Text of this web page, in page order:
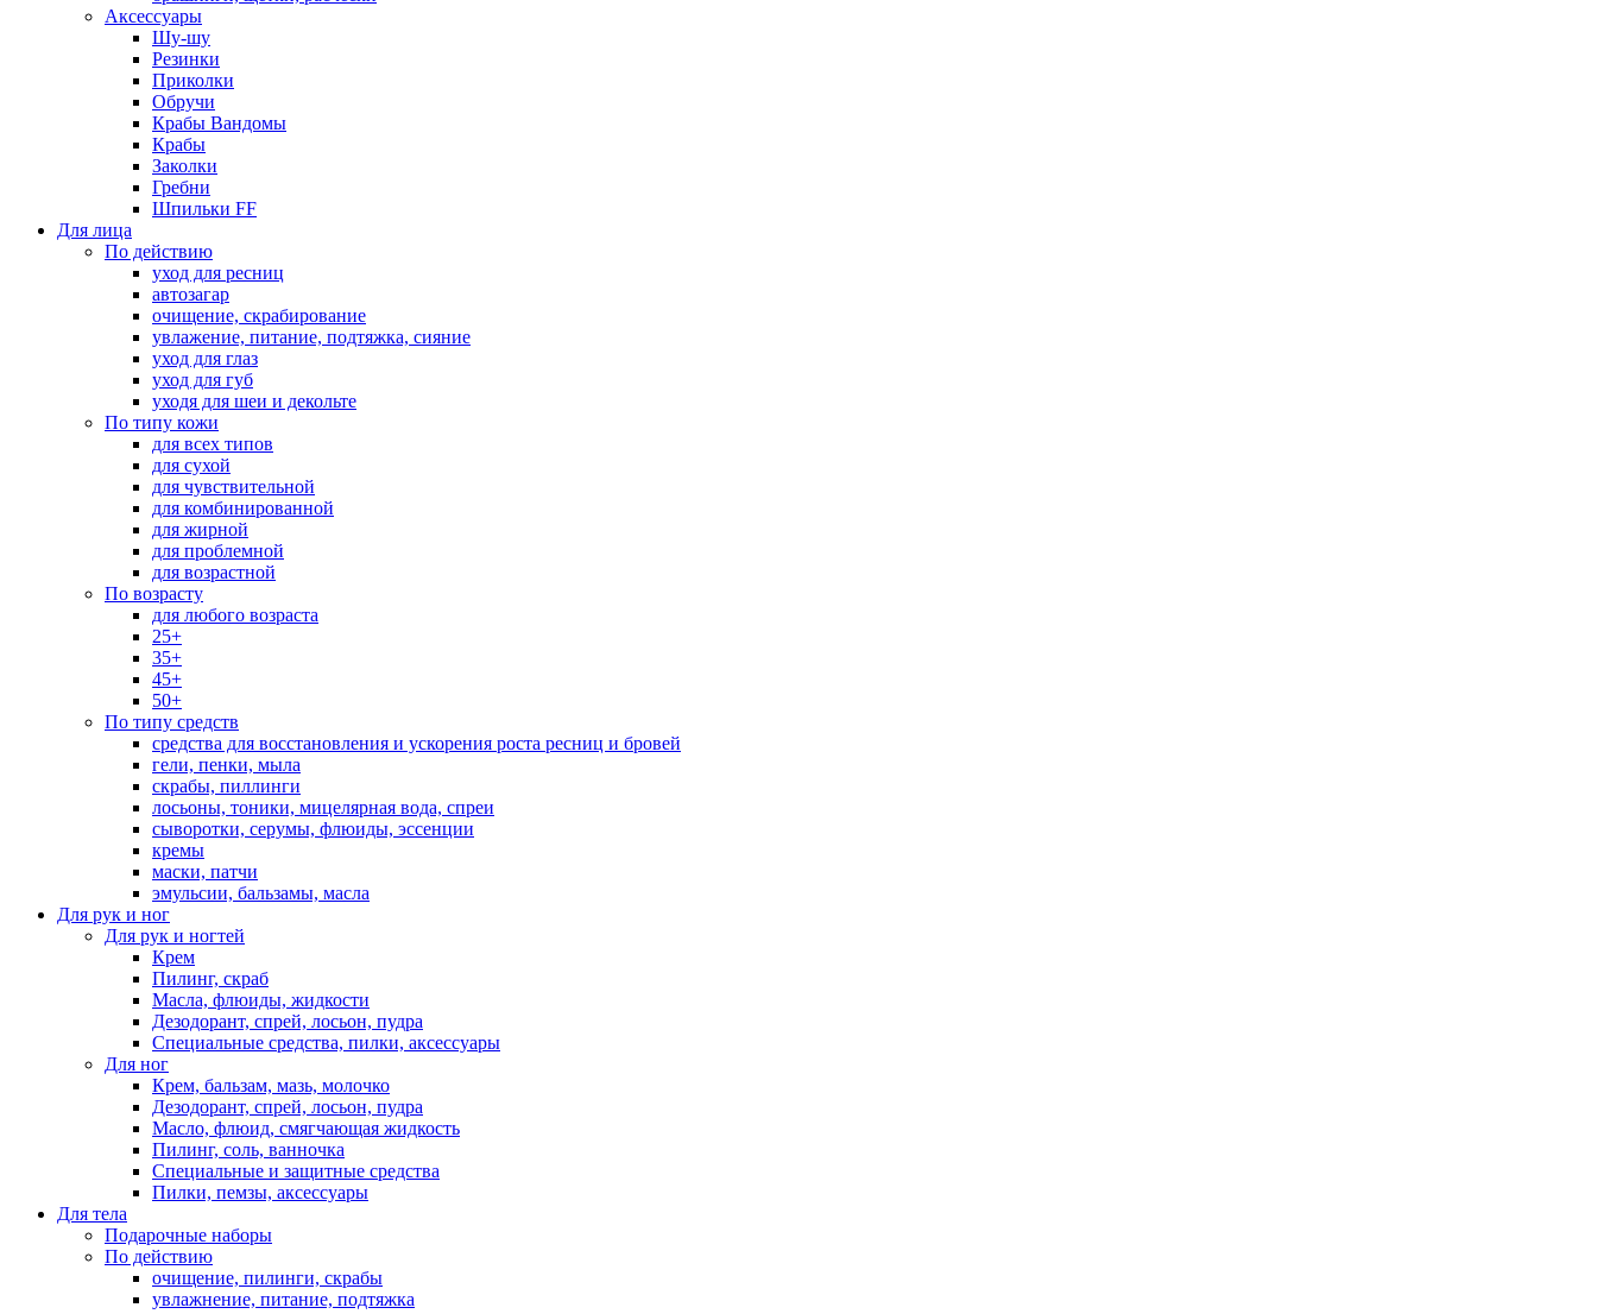
Аксессуары
Шу-шу
Резинки
Приколки
Обручи
Крабы Вандомы
Крабы
Заколки
Гребни
Шпильки FF
Для лица
По действию
уход для ресниц
автозагар
очищение, скрабирование
увлажение, питание, подтяжка, сияние
уход для глаз
уход для губ
уходя для шеи и декольте
По типу кожи
для всех типов
для сухой
для чувствительной
для комбинированной
для жирной
для проблемной
для возрастной
По возрасту
для любого возраста
25+
35+
45+
50+
По типу средств
средства для восстановления и ускорения роста ресниц и бровей
гели, пенки, мыла
скрабы, пиллинги
лосьоны, тоники, мицелярная вода, спреи
сыворотки, серумы, флюиды, эссенции
кремы
маски, патчи
эмульсии, бальзамы, масла
Для рук и ног
Для рук и ногтей
Крем
Пилинг, скраб
Масла, флюиды, жидкости
Дезодорант, спрей, лосьон, пудра
Специальные средства, пилки, аксессуары
Для ног
Крем, бальзам, мазь, молочко
Дезодорант, спрей, лосьон, пудра
Масло, флюид, смягчающая жидкость
Пилинг, соль, ванночка
Специальные и защитные средства
Пилки, пемзы, аксессуары
Для тела
Подарочные наборы
По действию
очищение, пилинги, скрабы
увлажнение, питание, подтяжка